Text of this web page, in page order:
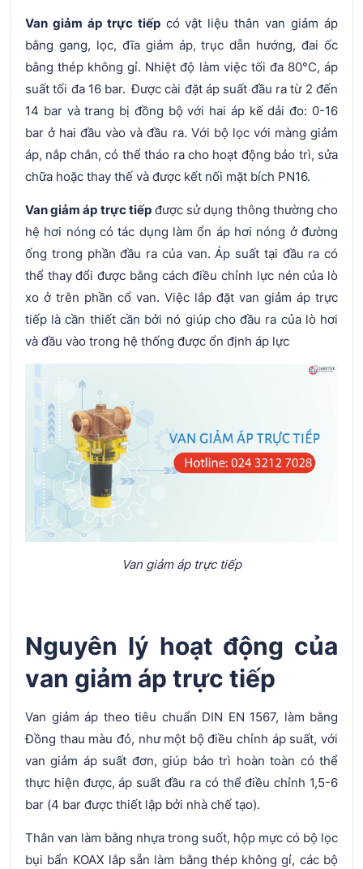
Van giảm áp trực tiếpcó vật liệu thân van giảm áp
bằng gang, lọc, đĩa giảm áp, trục dẫn hướng, đai ốc
bằng thép không gỉ. Nhiệt độ làm việc tối đa 80°C, áp
suất tối đa 16 bar. Được cài đặt áp suất đầu ra từ 2 đến
14 bar và trang bị đồng bộ với hai áp kế dải đo: 0-16
bar ở hai đầu vào và đầu ra. Với bộ lọc với màng giảm
áp, nắp chắn, có thể tháo ra cho hoạt động bảo trì, sửa
chữa hoặc thay thế và được kết nối mặt bích PN16.
Van giảm áp trực tiếpđược sử dụng thông thường cho
hệ hơi nóng có tác dụng làm ổn áp hơi nóng ở đường
ống trong phần đầu ra của van. Áp suất tại đầu ra có
thể thay đổi được bằng cách điều chỉnh lực nén của lò
xo ở trên phần cổ van. Việc lắp đặt van giảm áp trực
tiếp là cần thiết cần bởi nó giúp cho đầu ra của lò hơi
và đầu vào trong hệ thống được ổn định áp lực
Van giảm áp trực tiếp
Nguyên lý hoạt động của
van giảm áp trực tiếp
Van giảm áp theo tiêu chuẩn DIN EN 1567, làm bằng
Đồng thau màu đỏ, như một bộ điều chỉnh áp suất, với
van giảm áp suất đơn, giúp bảo trì hoàn toàn có thể
thực hiện được, áp suất đầu ra có thể điều chỉnh 1,5-6
bar (4 bar được thiết lập bởi nhà chế tạo).
Thân van làm bằng nhựa trong suốt, hộp mực có bộ lọc
bụi bẩn KOAX lắp sẵn làm bằng thép không gỉ, các bộ